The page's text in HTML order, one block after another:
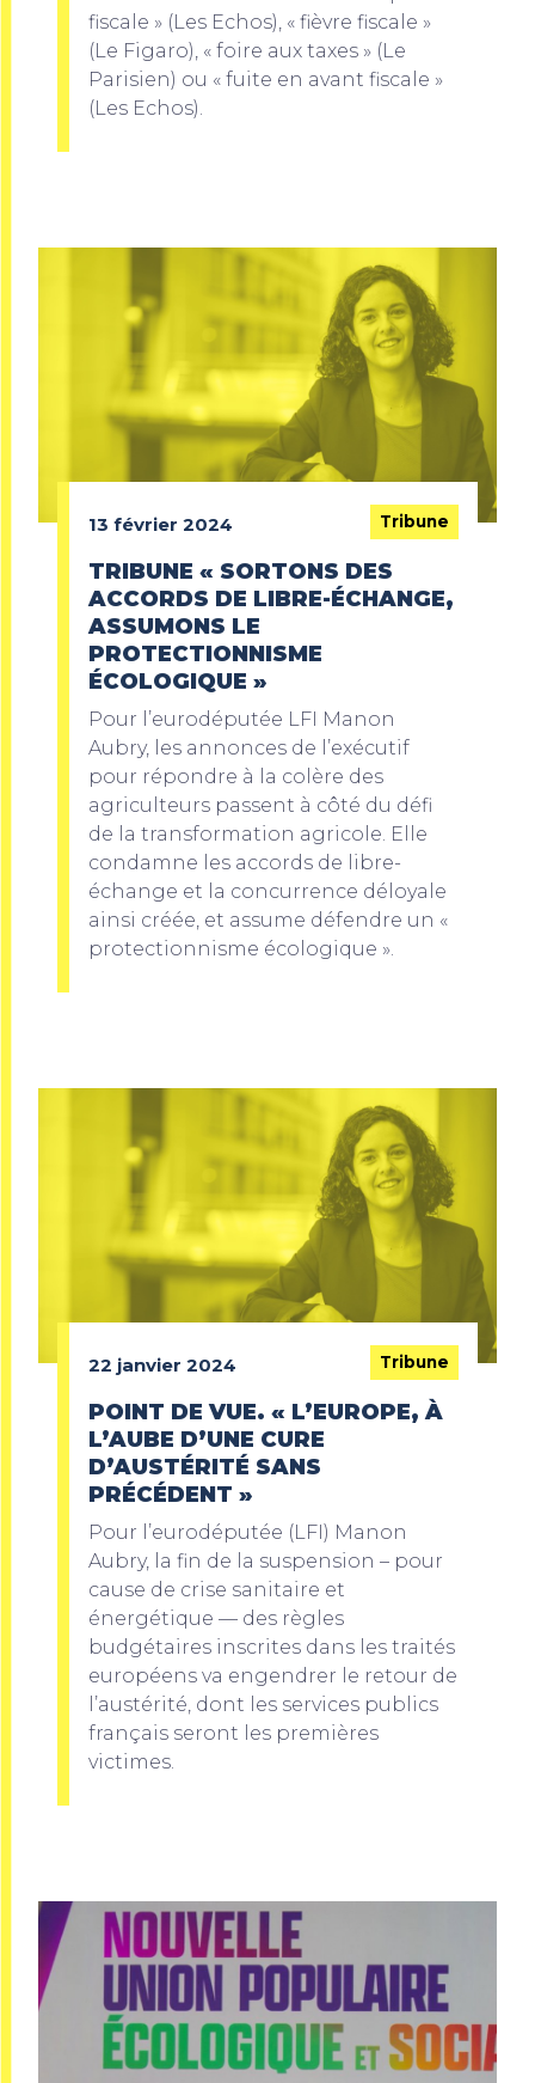
fiscale » (Les Echos), « fièvre fiscale »
(Le Figaro), « foire aux taxes » (Le
Parisien) ou « fuite en avant fiscale »
(Les Echos).
13 février 2024 Tribune
TRIBUNE « SORTONS DES
ACCORDS DE LIBRE-ÉCHANGE,
ASSUMONS LE
PROTECTIONNISME
ÉCOLOGIQUE »
Pour l’eurodéputée LFI Manon
Aubry, les annonces de l’exécutif
pour répondre à la colère des
agriculteurs passent à côté du défi
de la transformation agricole. Elle
condamne les accords de libre-
échange et la concurrence déloyale
ainsi créée, et assume défendre un «
protectionnisme écologique ».
22 janvier 2024 Tribune
POINT DE VUE. « L’EUROPE, À
L’AUBE D’UNE CURE
D’AUSTÉRITÉ SANS
PRÉCÉDENT »
Pour l’eurodéputée (LFI) Manon
Aubry, la fin de la suspension – pour
cause de crise sanitaire et
énergétique — des règles
budgétaires inscrites dans les traités
européens va engendrer le retour de
l’austérité, dont les services publics
français seront les premières
victimes.